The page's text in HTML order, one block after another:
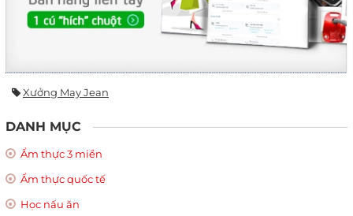
Xưởng May Jean
DANH MỤC
Ẩm thực 3 miền
Ẩm thực quốc tế
Học nấu ăn